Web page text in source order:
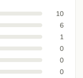
10
6
1
0
0
0